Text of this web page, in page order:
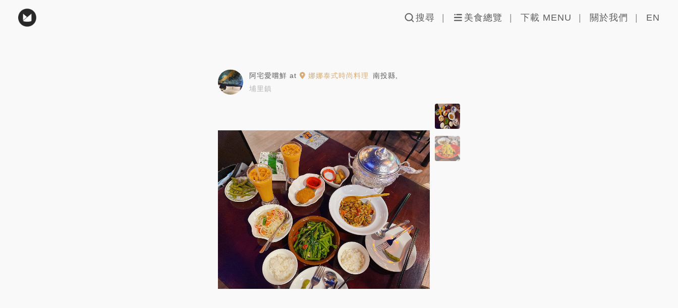
搜尋 美食總覽 下載 MENU 關於我們 EN
阿宅愛嚐鮮 at 娜娜泰式時尚料理 南投縣
埔里鎮